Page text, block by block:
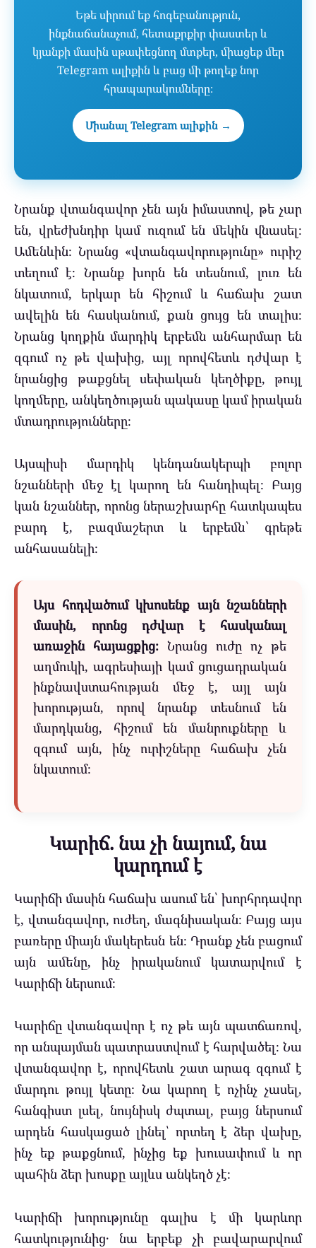
Եթե սիրում եք հոգեբանություն,
ինքնաճանաչում, հետաքրքիր փաստեր և
կյանքի մասին սթափեցնող մտքեր, միացեք մեր
Telegram ալիքին և բաց մի թողեք նոր
հրապարակումները։
Միանալ Telegram ալիքին →
Նրանք վտանգավոր չեն այն իմաստով, թե չար
են, վրեժխնդիր կամ ուզում են մեկին վնասել։
Ամենևին։ Նրանց «վտանգավորությունը» ուրիշ
տեղում է։ Նրանք խորն են տեսնում, լուռ են
նկատում, երկար են հիշում և հաճախ շատ
ավելին են հասկանում, քան ցույց են տալիս։
Նրանց կողքին մարդիկ երբեմն անհարմար են
զգում ոչ թե վախից, այլ որովհետև դժվար է
նրանցից թաքցնել սեփական կեղծիքը, թույլ
կողմերը, անկեղծության պակասը կամ իրական
մտադրությունները։
Այսպիսի մարդիկ կենդանակերպի բոլոր
նշանների մեջ էլ կարող են հանդիպել։ Բայց
կան նշաններ, որոնց ներաշխարհը հատկապես
բարդ է, բազմաշերտ և երբեմն՝ գրեթե
անհասանելի։
Այս հոդվածում կխոսենք այն նշանների
մասին, որոնց դժվար է հասկանալ
առաջին հայացքից։ Նրանց ուժը ոչ թե
աղմուկի, ագրեսիայի կամ ցուցադրական
ինքնավստահության մեջ է, այլ այն
խորության, որով նրանք տեսնում են
մարդկանց, հիշում են մանրուքները և
զգում այն, ինչ ուրիշները հաճախ չեն
նկատում։
Կարիճ. նա չի նայում, նա
կարդում է
Կարիճի մասին հաճախ ասում են՝ խորհրդավոր
է, վտանգավոր, ուժեղ, մագնիսական։ Բայց այս
բառերը միայն մակերեսն են։ Դրանք չեն բացում
այն ամենը, ինչ իրականում կատարվում է
Կարիճի ներսում։
Կարիճը վտանգավոր է ոչ թե այն պատճառով,
որ անպայման պատրաստվում է հարվածել։ Նա
վտանգավոր է, որովհետև շատ արագ զգում է
մարդու թույլ կետը։ Նա կարող է ոչինչ չասել,
հանգիստ լսել, նույնիսկ ժպտալ, բայց ներսում
արդեն հասկացած լինել՝ որտեղ է ձեր վախը,
ինչ եք թաքցնում, ինչից եք խուսափում և որ
պահին ձեր խոսքը այլևս անկեղծ չէ։
Կարիճի խորությունը գալիս է մի կարևոր
հատկությունից․ նա երբեք չի բավարարվում